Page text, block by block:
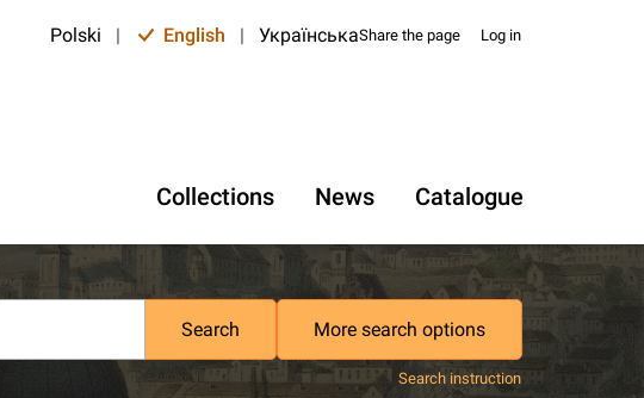
Polski | English | УкраїнськаShare the page Log in
Collections News Catalogue
Search More search options
Search instruction